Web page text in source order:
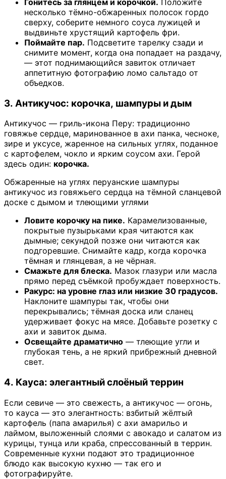
несколько тёмно-обжаренных полосок гордо
сверху, соберите немного соуса лужицей и
выдвиньте хрустящий картофель фри.
Поймайте пар. Подсветите тарелку сзади и
снимите момент, когда она попадает на раздачу,
— этот поднимающийся завиток отличает
аппетитную фотографию ломо сальтадо от
объедков.
3. Антикучос: корочка, шампуры и дым
Антикучос — гриль-икона Перу: традиционно
говяжье сердце, маринованное в ахи панка, чесноке,
зире и уксусе, жаренное на сильных углях, поданное
с картофелем, чокло и ярким соусом ахи. Герой
здесь один: корочка.
Обжаренные на углях перуанские шампуры
антикучос из говяжьего сердца на тёмной сланцевой
доске с дымом и тлеющими углями
Ловите корочку на пике. Карамелизованные,
покрытые пузырьками края читаются как
дымные; секундой позже они читаются как
подгоревшие. Снимайте кадр, когда корочка
тёмная и глянцевая, а не чёрная.
Смажьте для блеска. Мазок глазури или масла
прямо перед съёмкой пробуждает поверхность.
Ракурс: на уровне глаз или низкие 30 градусов.
Наклоните шампуры так, чтобы они
перекрывались; тёмная доска или сланец
удерживает фокус на мясе. Добавьте розетку с
ахи и завиток дыма.
Освещайте драматично — тлеющие угли и
глубокая тень, а не яркий прибрежный дневной
свет.
4. Кауса: элегантный слоёный террин
Если севиче — это свежесть, а антикучос — огонь,
то кауса — это элегантность: взбитый жёлтый
картофель (папа амарилья) с ахи амарильо и
лаймом, выложенный слоями с авокадо и салатом из
курицы, тунца или краба, спрессованный в террин.
Современные кухни подают это традиционное
блюдо как высокую кухню — так его и
фотографируйте.